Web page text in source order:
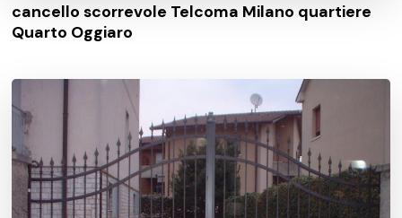
cancello scorrevole Telcoma Milano quartiere
Quarto Oggiaro